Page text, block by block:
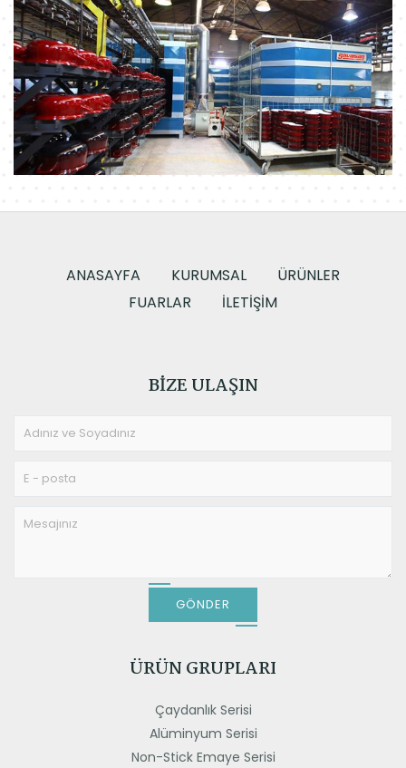
ANASAYFA KURUMSAL
ÜRÜNLER
FUARLAR
İLETIŞIM
BIZE ULAŞIN
GÖNDER
ÜRÜN GRUPLARI
Çaydanlık Serisi
Alüminyum Serisi
Non-Stick Emaye Serisi